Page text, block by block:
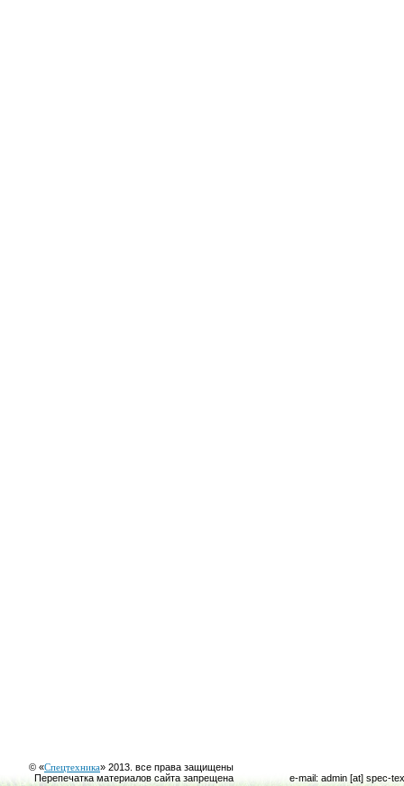
© «Спецтехника» 2013. все права защищены
Перепечатка материалов сайта запрещена
e-mail: admin [at] spec-